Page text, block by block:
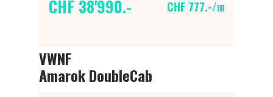
CHF 38'990.- CHF 777.-/m
VWNF
Amarok DoubleCab